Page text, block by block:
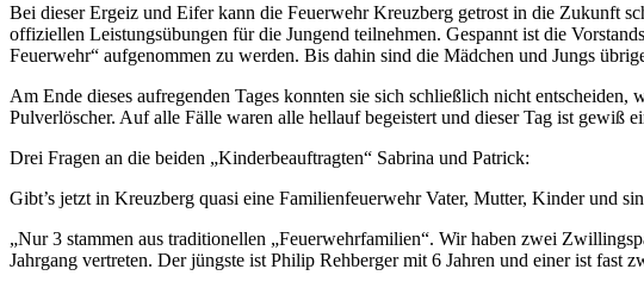
Bei dieser Ergeiz und Eifer kann die Feuerwehr Kreuzberg getrost in die Zukunft
offiziellen Leistungsübungen für die Jungend teilnehmen. Gespannt ist die
Feuerwehr“ aufgenommen zu werden. Bis dahin sind die Mädchen und Jungs
Am Ende dieses aufregenden Tages konnten sie sich schließlich nicht
Pulverlöscher. Auf alle Fälle waren alle hellauf begeistert und dieser Tag ist gewiß
Drei Fragen an die beiden „Kinderbeauftragten“ Sabrina und Patrick:
Gibt’s jetzt in Kreuzberg quasi eine Familienfeuerwehr Vater, Mutter, Kinder und
„Nur 3 stammen aus traditionellen „Feuerwehrfamilien“. Wir haben zwei
Jahrgang vertreten. Der jüngste ist Philip Rehberger mit 6 Jahren und einer ist fast